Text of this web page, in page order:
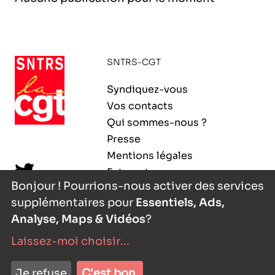
l’exploitation de la mer
SNTRS-CGT
Syndiquez-vous
Vos contacts
Qui sommes-nous ?
Presse
Mentions légales
Extranet
- agence digitale
Bonjour ! Pourrions-nous activer des services
supplémentaires pour Essentiels, Ads,
Analyse, Maps & Vidéos?
Laissez-moi choisir...